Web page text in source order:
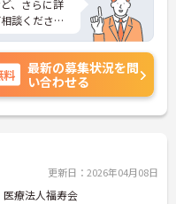
、さらに詳
談くださ
料
最新の募集状況を問
い合わせる
更新日：2026年04月08日
医療法人福寿会